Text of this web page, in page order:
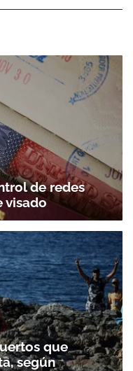
de redes
visado
que
según